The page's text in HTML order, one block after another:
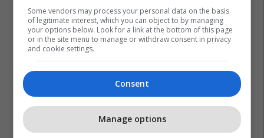
Some vendors may process your personal data on the basis
of legitimate interest, which you can object to by managing
your options below. Look for a link at the bottom of this page
or in the site menu to manage or withdraw consent in privacy
and cookie settings.
Consent
Manage options